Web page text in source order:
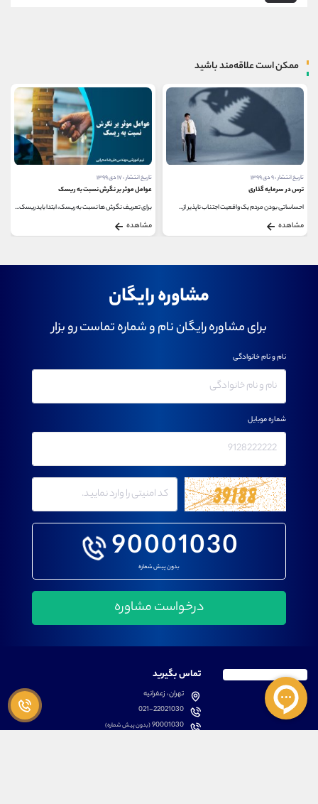
ممکن است علاقه‌مند باشید
تاریخ انتشار : ۹ دی ۱۳۹۹
ترس در سرمایه گذاری
احساساتی بودن مردم یک واقعیت اجتناب ناپذیر از...
مشاهده
تاریخ انتشار : ۱۷ دی ۱۳۹۹
عوامل موثر بر نگرش نسبت به ریسک
برای تعریف نگرش ها نسبت به ریسک، ابتدا باید ریسک...
مشاهده
مشاوره رایگان
برای مشاوره رایگان نام و شماره تماست رو بزار
90001030
بدون پیش شماره
نام و نام خانوادگی
شماره موبایل
تماس بگیرید
تهران، زعفرانیه
021-22021030
90001030(بدون پیش شماره)